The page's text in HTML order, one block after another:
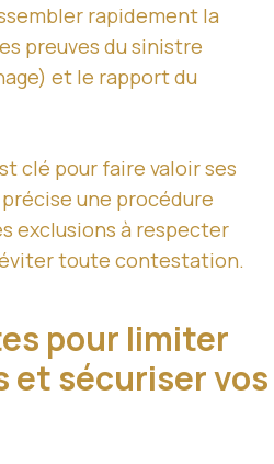
rapidement la
preuves du sinistre
et le rapport du
clé pour faire valoir ses
une procédure
exclusions à respecter
toute contestation.
pour limiter
et sécuriser vos